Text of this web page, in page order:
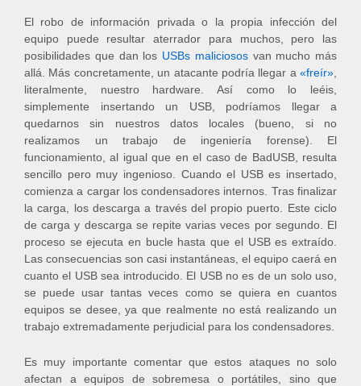
El robo de información privada o la propia infección del
equipo puede resultar aterrador para muchos, pero las
posibilidades que dan los USBs maliciososvan mucho más
allá. Más concretamente, un atacante podría llegar a «freír»,
literalmente, nuestro hardware. Así como lo leéis,
simplemente insertando un USB, podríamos llegar a
quedarnos sin nuestros datos locales (bueno, si no
realizamos un trabajo de ingeniería forense). El
funcionamiento, al igual que en el caso de BadUSB, resulta
sencillo pero muy ingenioso. Cuando el USB es insertado,
comienza a cargar los condensadores internos. Tras finalizar
la carga, los descarga a través del propio puerto. Este ciclo
de carga y descarga se repite varias veces por segundo. El
proceso se ejecuta en bucle hasta que el USB es extraído.
Las consecuencias son casi instantáneas, el equipo caerá en
cuanto el USB sea introducido. El USB no es de un solo uso,
se puede usar tantas veces como se quiera en cuantos
equipos se desee, ya que realmente no está realizando un
trabajo extremadamente perjudicial para los condensadores.
Es muy importante comentar que estos ataques no solo
afectan a equipos de sobremesa o portátiles, sino que